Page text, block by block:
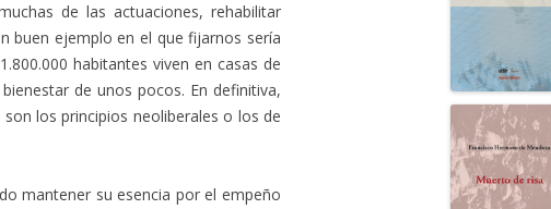
de las actuaciones, rehabilitar
buen ejemplo en el que fijarnos sería
habitantes viven en casas de
de unos pocos. En definitiva,
los principios neoliberales o los de
mantener su esencia por el empeño